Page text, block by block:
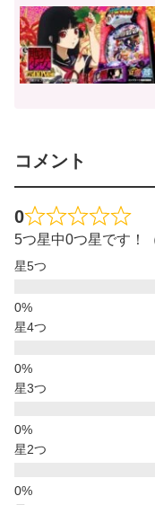
コメント
0
5つ星中0つ星です！
星5つ
星4つ
星3つ
星2つ